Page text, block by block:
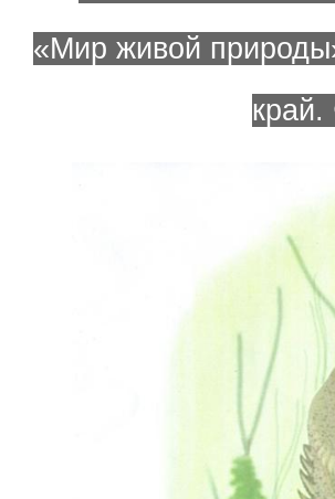
«Мир живой